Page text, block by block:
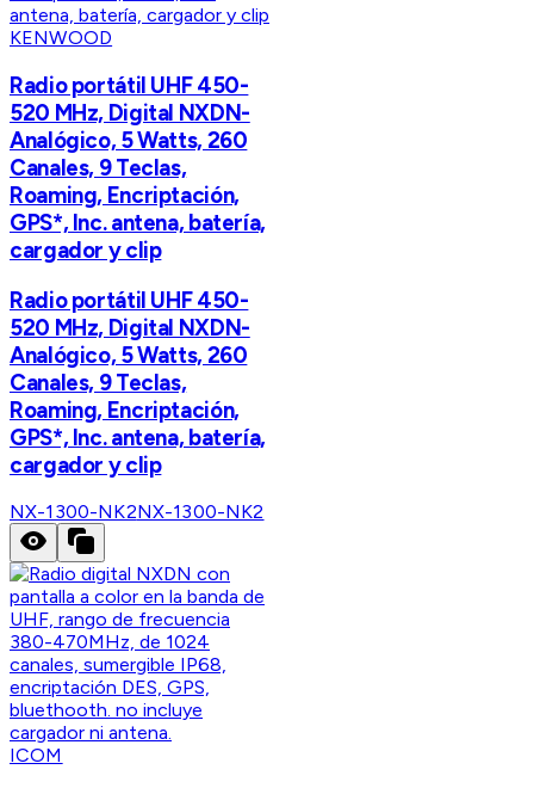
KENWOOD
Radio portátil UHF 450-
520 MHz, Digital NXDN-
Analógico, 5 Watts, 260
Canales, 9 Teclas,
Roaming, Encriptación,
GPS*, Inc. antena, batería,
cargador y clip
Radio portátil UHF 450-
520 MHz, Digital NXDN-
Analógico, 5 Watts, 260
Canales, 9 Teclas,
Roaming, Encriptación,
GPS*, Inc. antena, batería,
cargador y clip
NX-1300-NK2NX-1300-NK2
ICOM